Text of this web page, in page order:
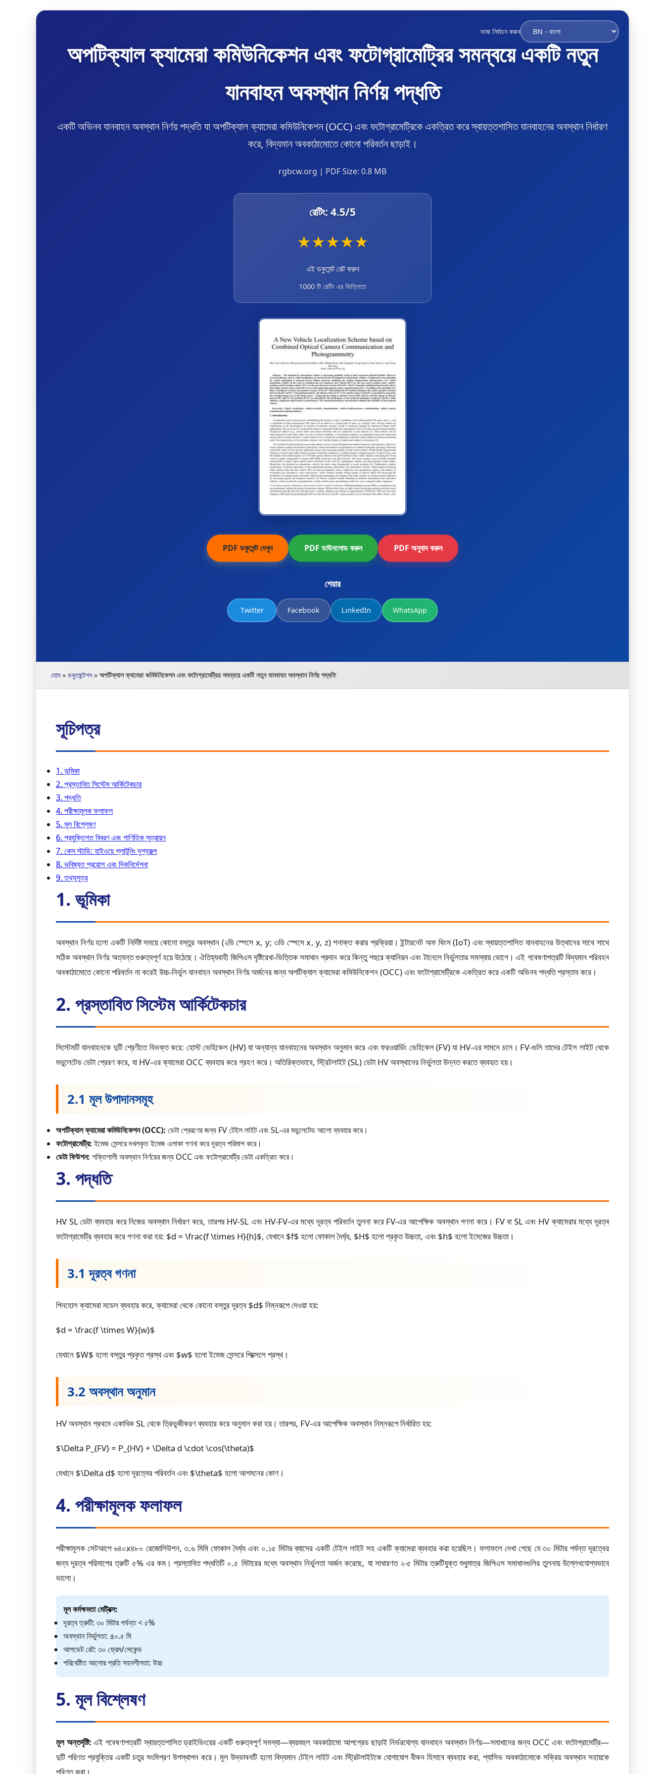
ভাষা নির্বাচন করুন
অপটিক্যাল ক্যামেরা কমিউনিকেশন এবং ফটোগ্রামেট্রির সমন্বয়ে একটি নতুন
যানবাহন অবস্থান নির্ণয় পদ্ধতি
একটি অভিনব যানবাহন অবস্থান নির্ণয় পদ্ধতি যা অপটিক্যাল ক্যামেরা কমিউনিকেশন (OCC) এবং ফটোগ্রামেট্রিকে একত্রিত করে স্বায়ত্তশাসিত যানবাহনের অবস্থান নির্ধারণ
করে, বিদ্যমান অবকাঠামোতে কোনো পরিবর্তন ছাড়াই।
rgbcw.org | PDF Size: 0.8 MB
রেটিং: 4.5/5
★★★★★
এই ডকুমেন্ট রেট করুন
1000 টি রেটিং এর ভিত্তিতে
PDF ডকুমেন্ট দেখুন PDF ডাউনলোড করুন PDF অনুবাদ করুন
শেয়ার
Twitter Facebook LinkedIn WhatsApp
হোম» ডকুমেন্টেশন» অপটিক্যাল ক্যামেরা কমিউনিকেশন এবং ফটোগ্রামেট্রির সমন্বয়ে একটি নতুন যানবাহন অবস্থান নির্ণয় পদ্ধতি
সূচিপত্র
1. ভূমিকা
2. প্রস্তাবিত সিস্টেম আর্কিটেকচার
3. পদ্ধতি
4. পরীক্ষামূলক ফলাফল
5. মূল বিশ্লেষণ
6. প্রযুক্তিগত বিবরণ এবং গাণিতিক সূত্রায়ন
7. কেস স্টাডি: হাইওয়ে প্লাটুনিং দৃশ্যকল্প
8. ভবিষ্যত প্রয়োগ এবং দিকনির্দেশনা
9. তথ্যসূত্র
1. ভূমিকা
অবস্থান নির্ণয় হলো একটি নির্দিষ্ট সময়ে কোনো বস্তুর অবস্থান (২ডি স্পেসে x, y; ৩ডি স্পেসে x, y, z) শনাক্ত করার প্রক্রিয়া। ইন্টারনেট অফ থিংস (IoT) এবং স্বায়ত্তশাসিত যানবাহনের উত্থানের সাথে সাথে
সঠিক অবস্থান নির্ণয় অত্যন্ত গুরুত্বপূর্ণ হয়ে উঠেছে। ঐতিহ্যবাহী জিপিএস দৃষ্টিরেখা-ভিত্তিক সমাধান প্রদান করে কিন্তু শহুরে ক্যানিয়ন এবং টানেলে নির্ভুলতার সমস্যায় ভোগে। এই গবেষণাপত্রটি বিদ্যমান পরিবহন
অবকাঠামোতে কোনো পরিবর্তন না করেই উচ্চ-নির্ভুল যানবাহন অবস্থান নির্ণয় অর্জনের জন্য অপটিক্যাল ক্যামেরা কমিউনিকেশন (OCC) এবং ফটোগ্রামেট্রিকে একত্রিত করে একটি অভিনব পদ্ধতি প্রস্তাব করে।
2. প্রস্তাবিত সিস্টেম আর্কিটেকচার
সিস্টেমটি যানবাহনকে দুটি শ্রেণীতে বিভক্ত করে: হোস্ট ভেহিকেল (HV) যা অন্যান্য যানবাহনের অবস্থান অনুমান করে এবং ফরওয়ার্ডিং ভেহিকেল (FV) যা HV-এর সামনে চলে। FV-গুলি তাদের টেইল লাইট থেকে
মডুলেটেড ডেটা প্রেরণ করে, যা HV-এর ক্যামেরা OCC ব্যবহার করে গ্রহণ করে। অতিরিক্তভাবে, স্ট্রিটলাইট (SL) ডেটা HV অবস্থানের নির্ভুলতা উন্নত করতে ব্যবহৃত হয়।
2.1 মূল উপাদানসমূহ
অপটিক্যাল ক্যামেরা কমিউনিকেশন (OCC): ডেটা প্রেরণের জন্য FV টেইল লাইট এবং SL-এর মডুলেটেড আলো ব্যবহার করে।
ফটোগ্রামেট্রি:ইমেজ সেন্সরে দখলকৃত ইমেজ এলাকা গণনা করে দূরত্ব পরিমাপ করে।
ডেটা ফিউশন: শক্তিশালী অবস্থান নির্ণয়ের জন্য OCC এবং ফটোগ্রামেট্রি ডেটা একত্রিত করে।
3. পদ্ধতি
HV SL ডেটা ব্যবহার করে নিজের অবস্থান নির্ধারণ করে, তারপর HV-SL এবং HV-FV-এর মধ্যে দূরত্ব পরিবর্তন তুলনা করে FV-এর আপেক্ষিক অবস্থান গণনা করে। FV বা SL এবং HV ক্যামেরার মধ্যে দূরত্ব
ফটোগ্রামেট্রি ব্যবহার করে গণনা করা হয়: $d = \frac{f \times H}{h}$, যেখানে $f$ হলো ফোকাল দৈর্ঘ্য, $H$ হলো প্রকৃত উচ্চতা, এবং $h$ হলো ইমেজের উচ্চতা।
3.1 দূরত্ব গণনা
পিনহোল ক্যামেরা মডেল ব্যবহার করে, ক্যামেরা থেকে কোনো বস্তুর দূরত্ব $d$ নিম্নরূপে দেওয়া হয়:
$d = \frac{f \times W}{w}$
যেখানে $W$ হলো বস্তুর প্রকৃত প্রস্থ এবং $w$ হলো ইমেজ সেন্সরে পিক্সেলে প্রস্থ।
3.2 অবস্থান অনুমান
HV অবস্থান প্রথমে একাধিক SL থেকে ত্রিভুজীকরণ ব্যবহার করে অনুমান করা হয়। তারপর, FV-এর আপেক্ষিক অবস্থান নিম্নরূপে নির্ধারিত হয়:
$\Delta P_{FV} = P_{HV} + \Delta d \cdot \cos(\theta)$
যেখানে $\Delta d$ হলো দূরত্বের পরিবর্তন এবং $\theta$ হলো আগমনের কোণ।
4. পরীক্ষামূলক ফলাফল
পরীক্ষামূলক সেটআপে ৬৪০x৪৮০ রেজোলিউশন, ৩.৬ মিমি ফোকাল দৈর্ঘ্য এবং ০.১৫ মিটার ব্যাসের একটি টেইল লাইট সহ একটি ক্যামেরা ব্যবহার করা হয়েছিল। ফলাফলে দেখা গেছে যে ৩০ মিটার পর্যন্ত দূরত্বের
জন্য দূরত্ব পরিমাপের ত্রুটি ৫% এর কম। প্রস্তাবিত পদ্ধতিটি ০.৫ মিটারের মধ্যে অবস্থান নির্ভুলতা অর্জন করেছে, যা সাধারণত ২-৫ মিটার ত্রুটিযুক্ত শুধুমাত্র জিপিএস সমাধানগুলির তুলনায় উল্লেখযোগ্যভাবে
ভালো।
মূল কর্মক্ষমতা মেট্রিক্স:
দূরত্ব ত্রুটি: ৩০ মিটার পর্যন্ত < ৫%
অবস্থান নির্ভুলতা: ±০.৫ মি
আপডেট রেট: ৩০ ফ্রেম/সেকেন্ড
পরিবেষ্টিত আলোর প্রতি সহনশীলতা: উচ্চ
5. মূল বিশ্লেষণ
মূল অন্তর্দৃষ্টি: এই গবেষণাপত্রটি স্বায়ত্তশাসিত ড্রাইভিংয়ের একটি গুরুত্বপূর্ণ সমস্যা—ব্যয়বহুল অবকাঠামো আপগ্রেড ছাড়াই নির্ভরযোগ্য যানবাহন অবস্থান নির্ণয়—সমাধানের জন্য OCC এবং ফটোগ্রামেট্রি—
দুটি পরিণত প্রযুক্তির একটি চতুর সংমিশ্রণ উপস্থাপন করে। মূল উদ্ভাবনটি হলো বিদ্যমান টেইল লাইট এবং স্ট্রিটলাইটকে যোগাযোগ বীকন হিসাবে ব্যবহার করা, প্যাসিভ অবকাঠামোকে সক্রিয় অবস্থান সহায়কে